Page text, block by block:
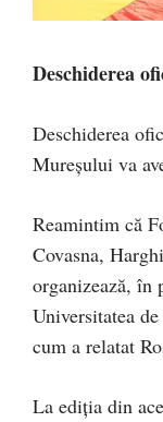
Deschiderea
Deschiderea
Mureșului va
Reamintim că
Covasna,
organizează, în
Universitatea
cum a relatat
La ediția din